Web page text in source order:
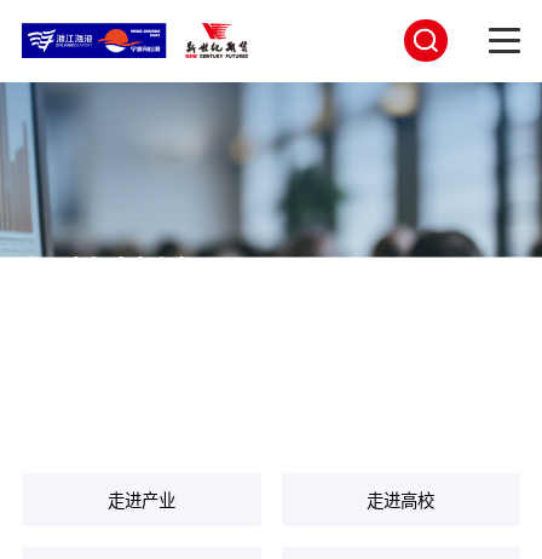
投教基地
走进产业 走进高校